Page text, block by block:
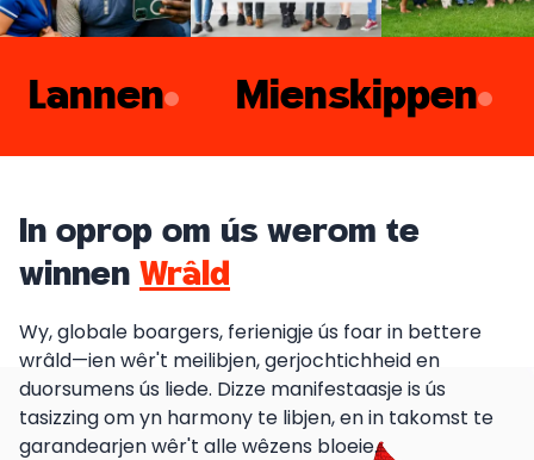
Lannen Mienskippen
In oprop om ús werom te
winnen Wrâld
Wy, globale boargers, ferienigje ús foar in bettere
wrâld—ien wêr't meilibjen, gerjochtichheid en
duorsumens ús liede. Dizze manifestaasje is ús
tasizzing om yn harmony te libjen, en in takomst te
garandearjen wêr't alle wêzens bloeie.